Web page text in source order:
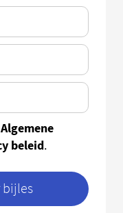
Algemene
beleid.